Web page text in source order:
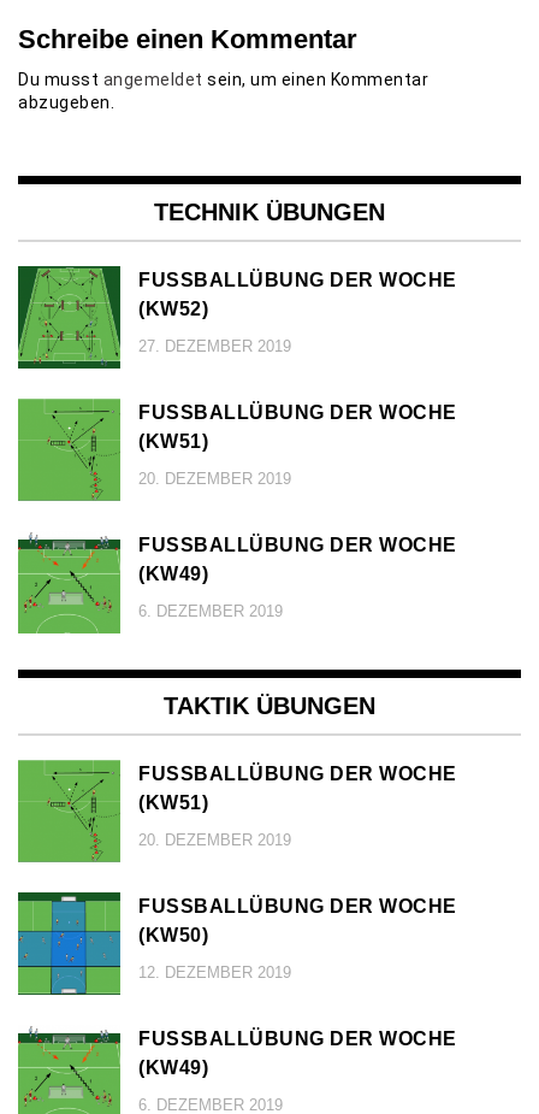
Schreibe einen Kommentar
Du musst angemeldet sein, um einen Kommentar
abzugeben.
TECHNIK ÜBUNGEN
FUSSBALLÜBUNG DER WOCHE (
KW52)
27. DEZEMBER 2019
FUSSBALLÜBUNG DER WOCHE (
KW51)
20. DEZEMBER 2019
FUSSBALLÜBUNG DER WOCHE (
KW49)
6. DEZEMBER 2019
TAKTIK ÜBUNGEN
FUSSBALLÜBUNG DER WOCHE (
KW51)
20. DEZEMBER 2019
FUSSBALLÜBUNG DER WOCHE (
KW50)
12. DEZEMBER 2019
FUSSBALLÜBUNG DER WOCHE (
KW49)
6. DEZEMBER 2019